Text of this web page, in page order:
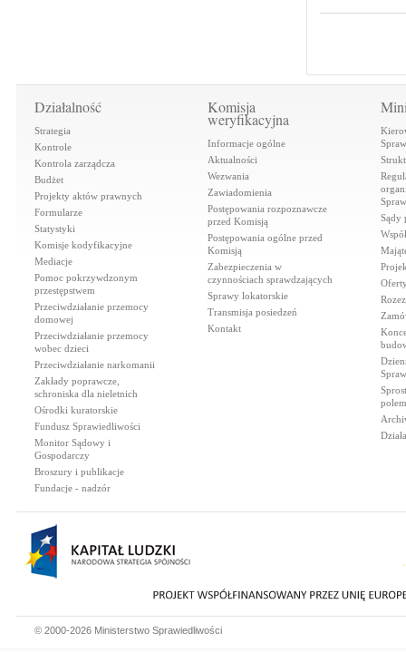
Działalność
Strategia
Kontrole
Kontrola zarządcza
Budżet
Projekty aktów prawnych
Formularze
Statystyki
Komisje kodyfikacyjne
Mediacje
Pomoc pokrzywdzonym
przestępstwem
Przeciwdziałanie przemocy
domowej
Przeciwdziałanie przemocy
wobec dzieci
Przeciwdziałanie narkomanii
Zakłady poprawcze,
schroniska dla nieletnich
Ośrodki kuratorskie
Fundusz Sprawiedliwości
Monitor Sądowy i
Gospodarczy
Broszury i publikacje
Fundacje - nadzór
Komisja
weryfikacyjna
Informacje ogólne
Aktualności
Wezwania
Zawiadomienia
Postępowania rozpoznawcze
przed Komisją
Postępowania ogólne przed
Komisją
Zabezpieczenia w
czynnościach sprawdzających
Sprawy lokatorskie
Transmisja posiedzeń
Kontakt
Sądy
© 2000-2026 Ministerstwo Sprawiedliwości